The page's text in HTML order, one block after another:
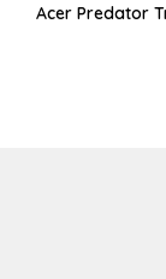
Acer Predator